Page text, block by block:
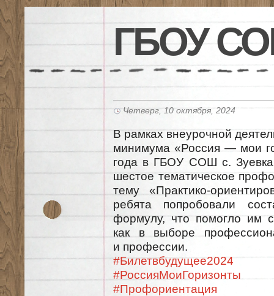
ГБОУ
Четверг, 10 октября, 2024
В рамках внеурочной
минимума «Россия — мои
года в ГБОУ СОШ с.
шестое тематическое
тему «Практико-
ребята попробовали
формулу, что помогло им
как в выборе
и профессии.
#Билетвбудущее2024
#РоссияМоиГоризонты
#Профориентация